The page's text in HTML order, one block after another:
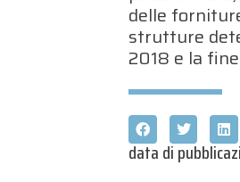
delle
strutture
2018 e la
data di